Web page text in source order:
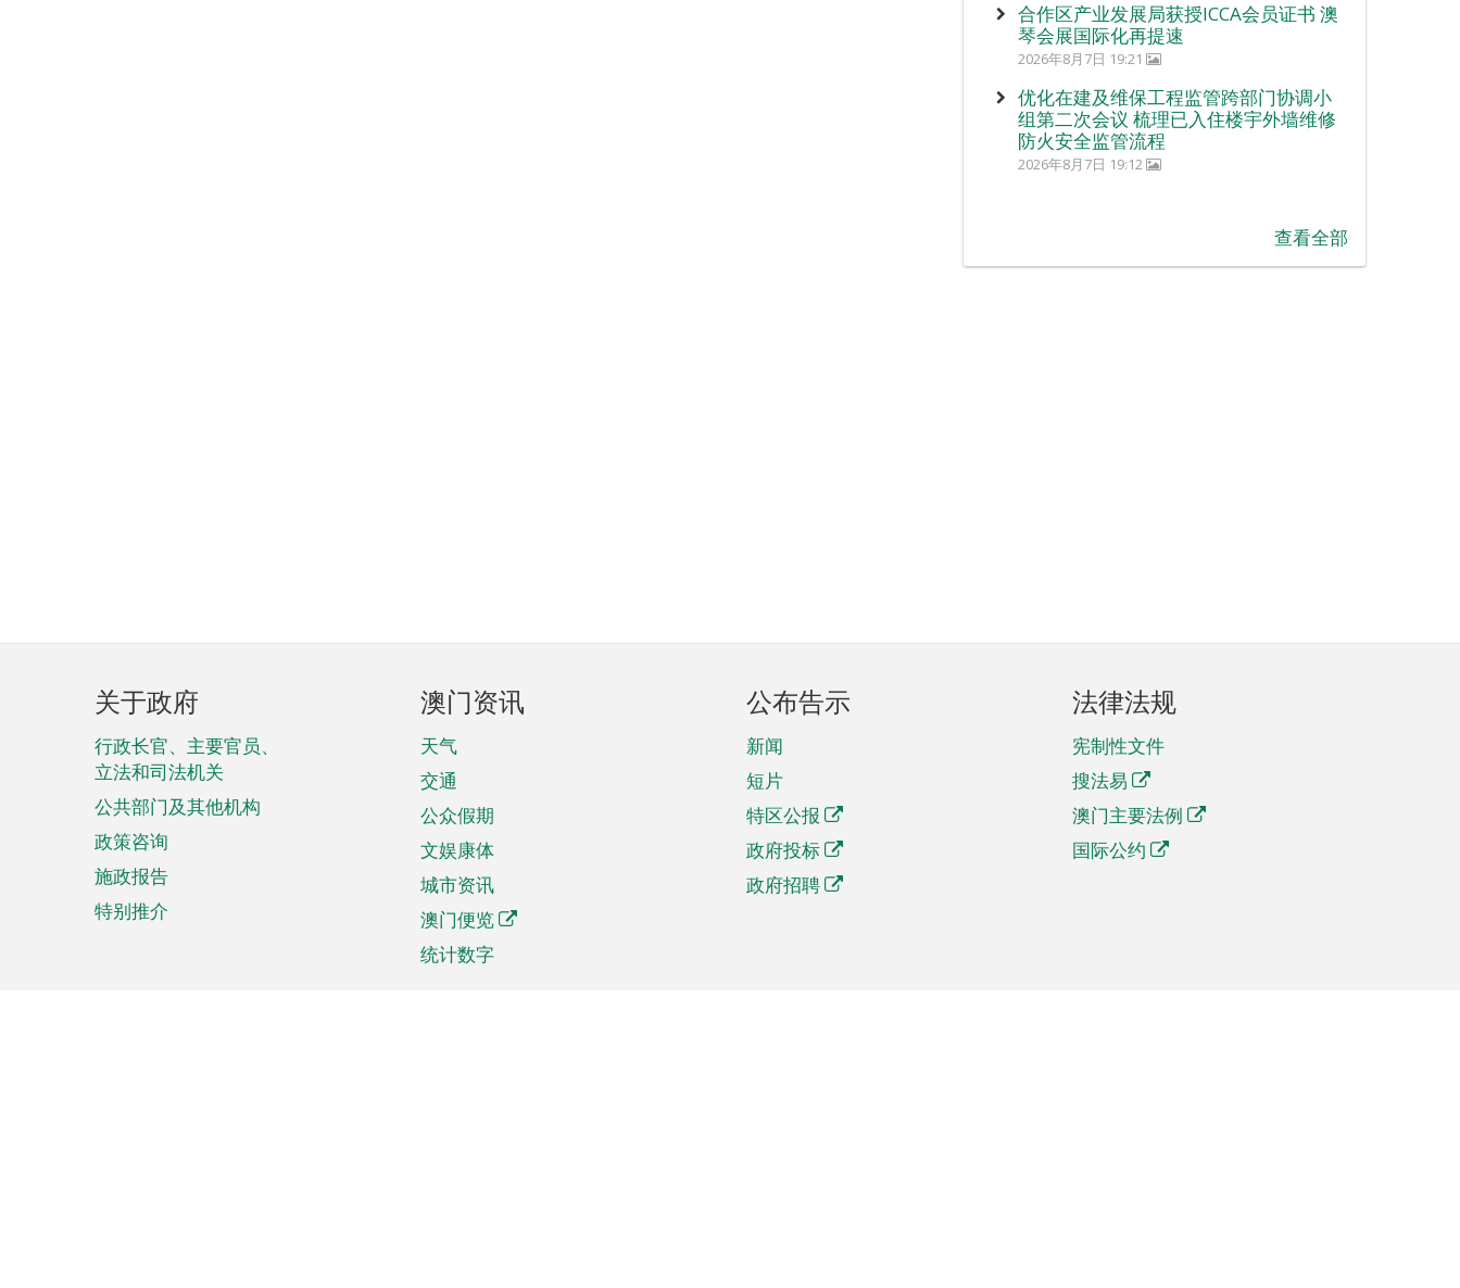
合作区产业发展局获授ICCA会员证书 澳
琴会展国际化再提速
2026年8月7日 19:21
优化在建及维保工程监管跨部门协调小
组第二次会议 梳理已入住楼宇外墙维修
防火安全监管流程
2026年8月7日 19:12
查看全部
页
脚
菜
单
关于政府
行政长官、主要官员、
立法和司法机关
公共部门及其他机构
政策咨询
施政报告
特别推介
澳门资讯
天气
交通
公众假期
文娱康体
城市资讯
澳门便览
统计数字
公布告示
新闻
短片
特区公报
政府投标
政府招聘
法律法规
宪制性文件
搜法易
澳门主要法例
国际公约